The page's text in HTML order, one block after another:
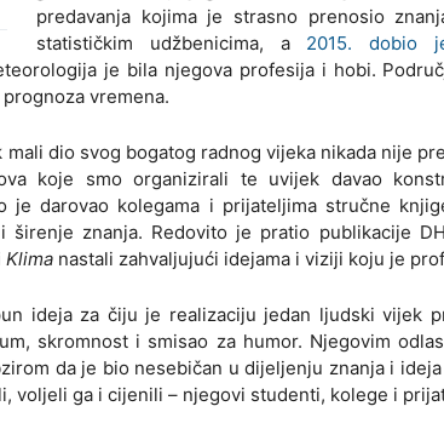
predavanja kojima je strasno prenosio
statističkim udžbenicima, a 2015. dobio
je bila njegova profesija i hobi.
vremena.
mali dio svog bogatog radnog vijeka nikada nije
koje smo organizirali te uvijek davao
je darovao kolegama i prijateljima stručne
širenje znanja. Redovito je pratio publikacije
Klima nastali zahvaljujući idejama i viziji koju je
ideja za čiju je realizaciju jedan ljudski vijek
skromnost i smisao za humor. Njegovim
da je bio nesebičan u dijeljenju znanja i
voljeli ga i cijenili – njegovi studenti, kolege i